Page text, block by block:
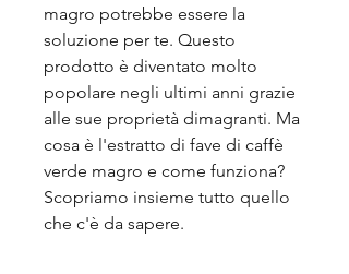
magro potrebbe essere la
soluzione per te. Questo
prodotto è diventato molto
popolare negli ultimi anni grazie
alle sue proprietà dimagranti. Ma
cosa è l'estratto di fave di caffè
verde magro e come funziona?
Scopriamo insieme tutto quello
che c'è da sapere.